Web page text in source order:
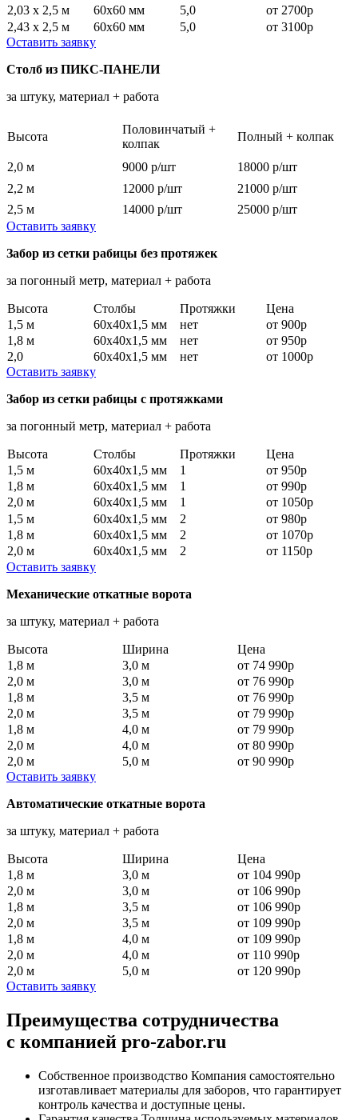
2,03 х 2,5 м
60х60 мм 5,0
от 2700р
2,43 х 2,5 м
60х60 мм 5,0
от 3100р
Оставить заявку
Столб из ПИКС-ПАНЕЛИ
за штуку, материал + работа
Высота
Половинчатый +
колпак
Полный + колпак
2,0 м 9000 р/шт
18000 р/шт
2,2 м
12000 р/шт
21000 р/шт
2,5 м
14000 р/шт
25000 р/шт
Оставить заявку
Забор из сетки рабицы без протяжек
за погонный метр, материал + работа
Высота Столбы Протяжки
Цена
1,5 м
60х40х1,5 мм нет
от 900р
1,8 м
60х40х1,5 мм нет
от 950р
2,0
60х40х1,5 мм нет
от 1000р
Оставить заявку
Забор из сетки рабицы с протяжками
за погонный метр, материал + работа
Высота Столбы Протяжки
Цена
1,5 м
60х40х1,5 мм 1
от 950р
1,8 м
60х40х1,5 мм 1
от 990р
2,0 м
60х40х1,5 мм 1
от 1050р
1,5 м
60х40х1,5 мм 2
от 980р
1,8 м
60х40х1,5 мм 2
от 1070р
2,0 м
60х40х1,5 мм 2
от 1150р
Оставить заявку
Механические откатные ворота
за штуку, материал + работа
Высота Ширина
Цена
1,8 м
3,0 м
от 74 990р
2,0 м
3,0 м
от 76 990р
1,8 м
3,5 м
от 76 990р
2,0 м
3,5 м
от 79 990р
1,8 м
4,0 м
от 79 990р
2,0 м
4,0 м
от 80 990р
2,0 м
5,0 м
от 90 990р
Оставить заявку
Автоматические откатные ворота
за штуку, материал + работа
Высота Ширина
Цена
1,8 м
3,0 м
от 104 990р
2,0 м
3,0 м
от 106 990р
1,8 м
3,5 м
от 106 990р
2,0 м
3,5 м
от 109 990р
1,8 м
4,0 м
от 109 990р
2,0 м
4,0 м
от 110 990р
2,0 м
5,0 м
от 120 990р
Оставить заявку
Преимущества сотрудничества
с компанией pro-zabor.ru
Собственное производство Компания самостоятельно
изготавливает материалы для заборов, что гарантирует
контроль качества и доступные цены.